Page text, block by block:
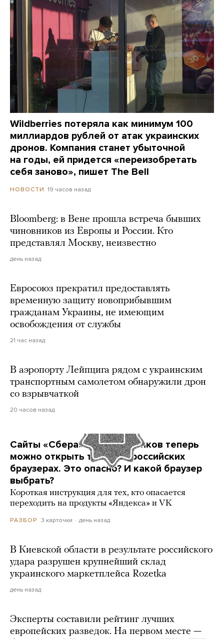
Wildberries потеряла как минимум 100
миллиардов рублей от атак украинских
дронов. Компания станет убыточной
на годы, ей придется «переизобретать
себя заново», пишет The Bell
НОВОСТИ 19 часов назад
Bloomberg: в Вене прошла встреча бывших
чиновников из Европы и России. Кто
представлял Москву, неизвестно
день назад
Евросоюз прекратил предоставлять
временную защиту новоприбывшим
гражданам Украины, не имеющим
освобождения от службы
21 час назад
В аэропорту Лейпцига рядом с украинским
транспортным самолетом обнаружили дрон
со взрывчаткой
20 часов назад
Сайты «Сбера» и других банков теперь
можно открыть только в российских
браузерах. Это опасно? И какой браузер
выбрать?
Короткая инструкция для тех, кто опасается
переходить на продукты «Яндекса» и VK
РАЗБОР 3 карточки день назад
В Киевской области в результате российского
удара разрушен крупнейший склад
украинского маркетплейса Rozetka
день назад
Эксперты составили рейтинг лучших
европейских разведок. На первом месте —